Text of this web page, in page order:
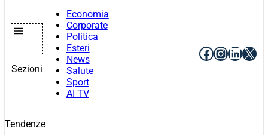
Sezioni
Economia
Corporate
Politica
Esteri
News
Salute
Sport
AI TV
Facebook
X
Tendenze